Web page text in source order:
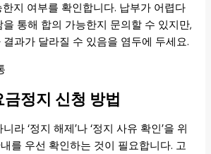
지 여부를 확인합니다. 납부가 어렵다
통해 합의 가능한지 문의할 수 있지만,
과가 달라질 수 있음을 염두에 두세요.
정지 신청 방법
라 ‘정지 해제’나 ‘정지 사유 확인’을 위
를 우선 확인하는 것이 필요합니다. 고